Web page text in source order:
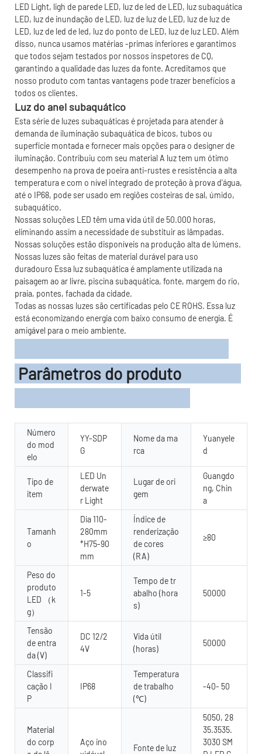
LED Light, ligh de parede LED, luz de led de LED, luz subaquática
LED, luz de inundação de LED, luz de luz de LED, luz de luz de
LED, luz de led de led, luz do ponto de LED, luz de luz LED. Além
disso, nunca usamos matérias -primas inferiores e garantimos
que todos sejam testados por nossos inspetores de CQ,
garantindo a qualidade das luzes da fonte. Acreditamos que
nosso produto com tantas vantagens pode trazer benefícios a
todos os clientes.
Luz do anel subaquático
Esta série de luzes subaquáticas é projetada para atender à
demanda de iluminação subaquática de bicos, tubos ou
superfície montada e fornecer mais opções para o designer de
iluminação. Contribuiu com seu material A luz tem um ótimo
desempenho na prova de poeira anti-rustes e resistência a alta
temperatura e com o nível integrado de proteção à prova d'água,
até o IP68, pode ser usado em regiões costeiras de sal, úmido,
subaquático.
Nossas soluções LED têm uma vida útil de 50.000 horas,
eliminando assim a necessidade de substituir as lâmpadas.
Nossas soluções estão disponíveis na produção alta de lúmens.
Nossas luzes são feitas de material durável para uso
duradouro Essa luz subaquática é amplamente utilizada na
paisagem ao ar livre, piscina subaquática, fonte, margem do rio,
praia, pontes, fachada da cidade.
Todas as nossas luzes são certificadas pelo CE ROHS. Essa luz
está economizando energia com baixo consumo de energia. É
amigável para o meio ambiente.
Parâmetros do produto
Número
do mod
elo
YY-SDP
G
Nome da ma
rca
Yuanyele
d
Tipo de
item
LED Un
derwate
r Light
Lugar de ori
gem
Guangdo
ng, Chin
a
Tamanh
o
Dia 110-
280mm
*H75-90
mm
Índice de
renderização
de cores
(RA)
≥80
Peso do
produto
LED （k
g）
1-5
Tempo de tr
abalho (hora
s)
50000
Tensão
de entra
da (V)
DC 12/2
4V
Vida útil
(horas)
50000
Classifi
cação I
P
IP68
Temperatura
de trabalho
(℃)
-40- 50
Material
do corp
Aço ino
Fonte de luz
5050, 28
35.3535.
3030 SM